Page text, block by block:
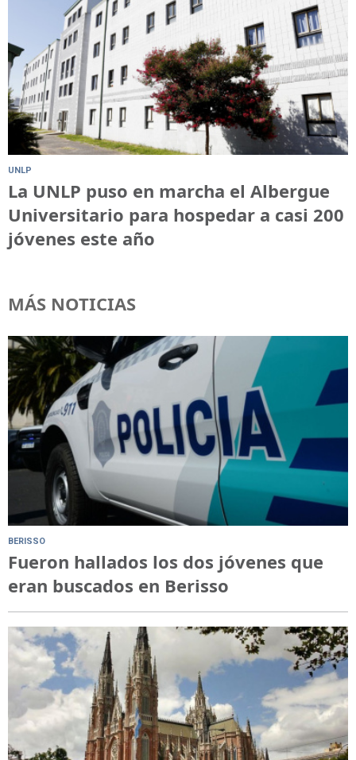
UNLP
La UNLP puso en marcha el Albergue
Universitario para hospedar a casi 200
jóvenes este año
MÁS NOTICIAS
BERISSO
Fueron hallados los dos jóvenes que
eran buscados en Berisso